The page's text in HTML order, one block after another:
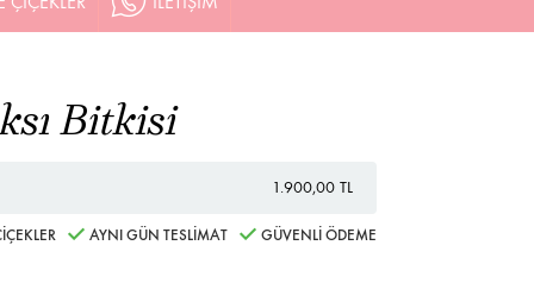
Bitkisi
1.900,00 TL
AYNI GÜN TESLİMAT GÜVENLİ ÖDEME